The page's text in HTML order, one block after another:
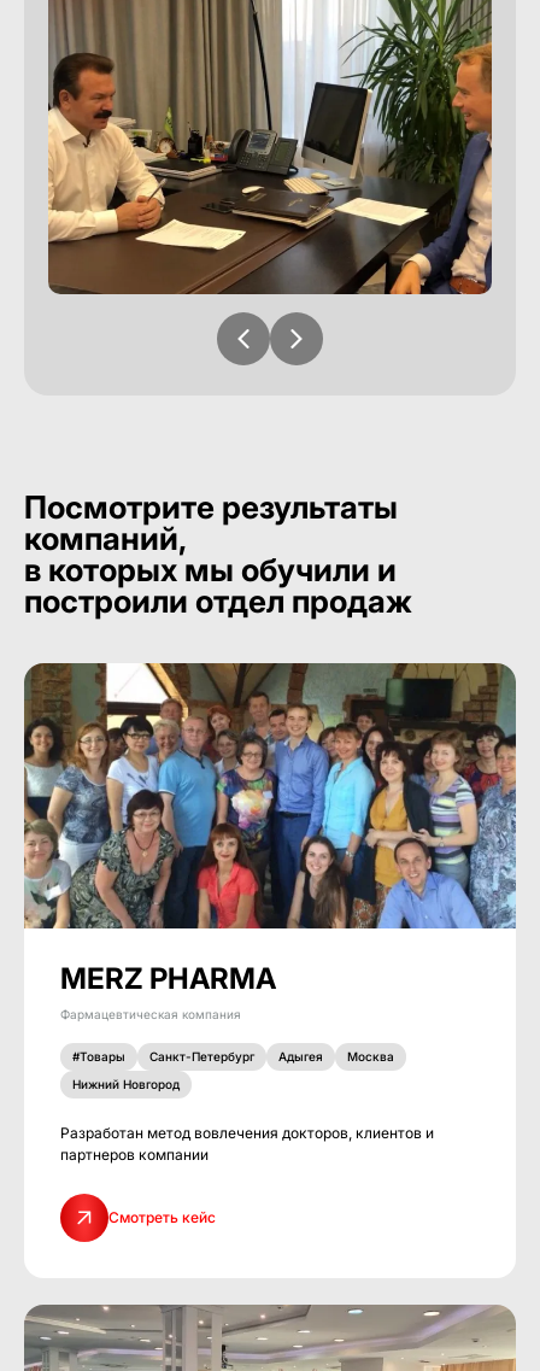
Посмотрите результаты
компаний,
в которых мы обучили и
построили отдел продаж
MERZ PHARMA
Фармацевтическая компания
#Товары Санкт-Петербург Адыгея
Москва
Нижний Новгород
Разработан метод вовлечения докторов, клиентов и
партнеров компании
Смотреть кейс